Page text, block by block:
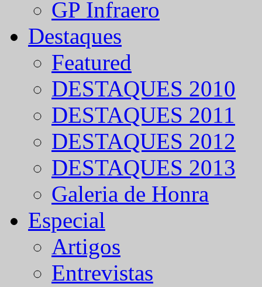
GP Infraero
Destaques
Featured
DESTAQUES 2010
DESTAQUES 2011
DESTAQUES 2012
DESTAQUES 2013
Galeria de Honra
Especial
Artigos
Entrevistas